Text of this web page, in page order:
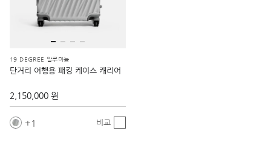
19 DEGREE 알루미늄
단거리 여행용 패킹 케이스 캐리어
2,150,000 원
1 비교